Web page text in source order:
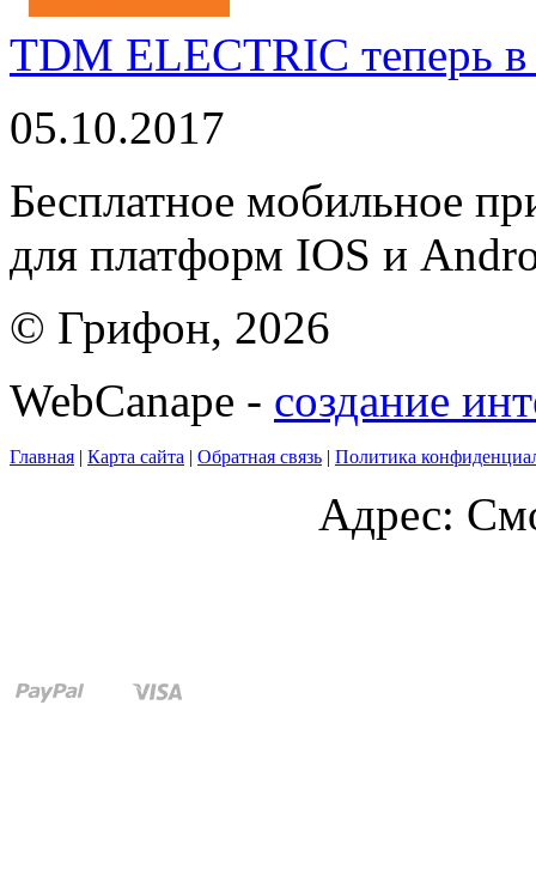
TDM ELECTRIC теперь
05.10.2017
Бесплатное мобильное
для платформ IOS и
© Грифон, 2026
WebCanape - создание
Главная | Карта сайта | Обратная связь | Политика
Адрес: